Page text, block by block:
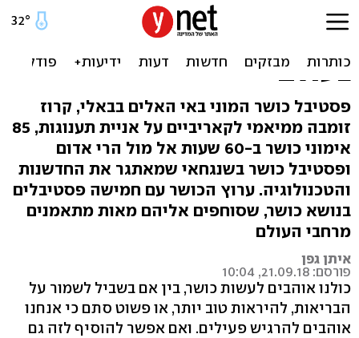
מגבת, בקבוק מים ודרכון:
פסטיבלי הכושר הפופולריים
בעולם
פסטיבל כושר המוני באי האלים בבאלי, קרוז
זומבה ממיאמי לקאריביים על אניית תענוגות, 85
אימוני כושר ב-60 שעות אל מול הרי אדום
ופסטיבל כושר בשנגחאי שמאתגר את החדשנות
והטכנולוגיה. ערוץ הכושר עם חמישה פסטיבלים
בנושא כושר, שסוחפים אליהם מאות מתאמנים
מרחבי העולם
איתן גפן
פורסם: 21.09.18, 10:04
כולנו אוהבים לעשות כושר, בין אם בשביל לשמור על
הבריאות, להיראות טוב יותר, או פשוט סתם כי אנחנו
אוהבים להרגיש פעילים. ואם אפשר להוסיף לזה גם